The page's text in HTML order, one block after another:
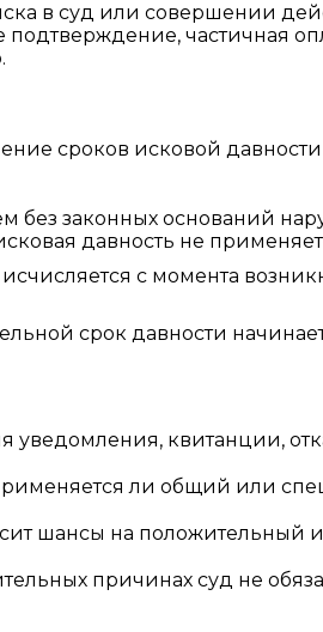
в суд или совершении
частичная
сроков исковой
законных оснований
давность не
с момента
срок давности
квитанции,
ли общий или
шансы на положительный
причинах суд не